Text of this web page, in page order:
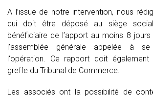
A l’issue de notre intervention, nous
qui doit être déposé au siège
bénéficiaire de l’apport au moins 8
l’assemblée générale appelée à
l‘opération. Ce rapport doit
greffe du Tribunal de Commerce.
Les associés ont la possibilité de